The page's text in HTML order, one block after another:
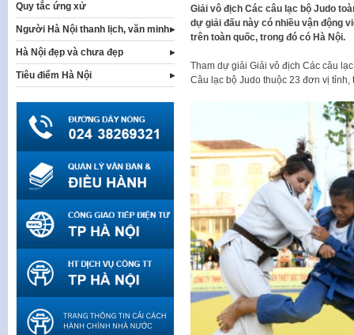
Giải vô địch Các câu lạc bộ Judo
dự giải đấu này có nhiều vận động
trên toàn quốc, trong đó có Hà Nội.
Tham dự giải Giải vô địch Các câu
Câu lạc bộ Judo thuộc 23 đơn vị
Quy tắc ứng xử
Người Hà Nội thanh lịch, văn minh
Hà Nội đẹp và chưa đẹp
Tiêu điểm Hà Nội